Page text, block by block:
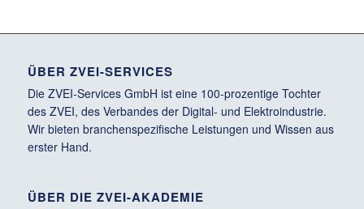
ÜBER ZVEI-SERVICES
Die ZVEI-Services GmbH ist eine 100-prozentige Tochter
des ZVEI, des Verbandes der Digital- und Elektroindustrie.
Wir bieten branchenspezifische Leistungen und Wissen aus
erster Hand.
ÜBER DIE ZVEI-AKADEMIE